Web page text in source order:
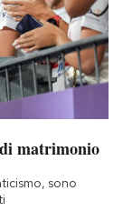
matrimonio
sono